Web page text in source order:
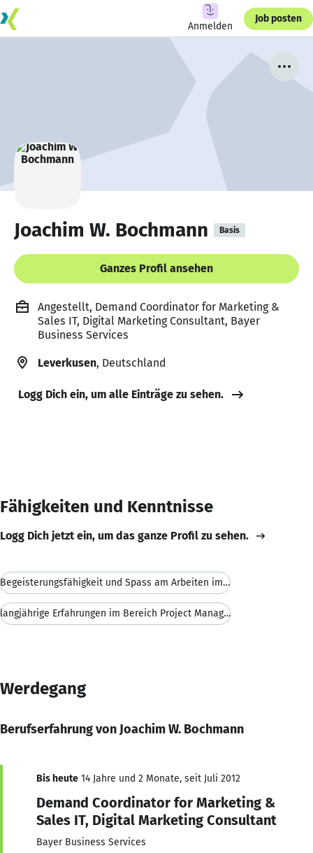
Anmelden
Job posten
Joachim W. Bochmann Basis
Ganzes Profil ansehen
Angestellt, Demand Coordinator for Marketing &
Sales IT, Digital Marketing Consultant, Bayer
Business Services
Leverkusen, Deutschland
Logg Dich ein, um alle Einträge zu sehen.
Fähigkeiten und Kenntnisse
Logg Dich jetzt ein, um das ganze Profil zu sehen.
Begeisterungsfähigkeit und Spass am Arbeiten im Te
langjährige Erfahrungen im Bereich Project Managem
Werdegang
Berufserfahrung von Joachim W. Bochmann
Bis heute 14 Jahre und 2 Monate, seit Juli 2012
Demand Coordinator for Marketing &
Sales IT, Digital Marketing Consultant
Bayer Business Services